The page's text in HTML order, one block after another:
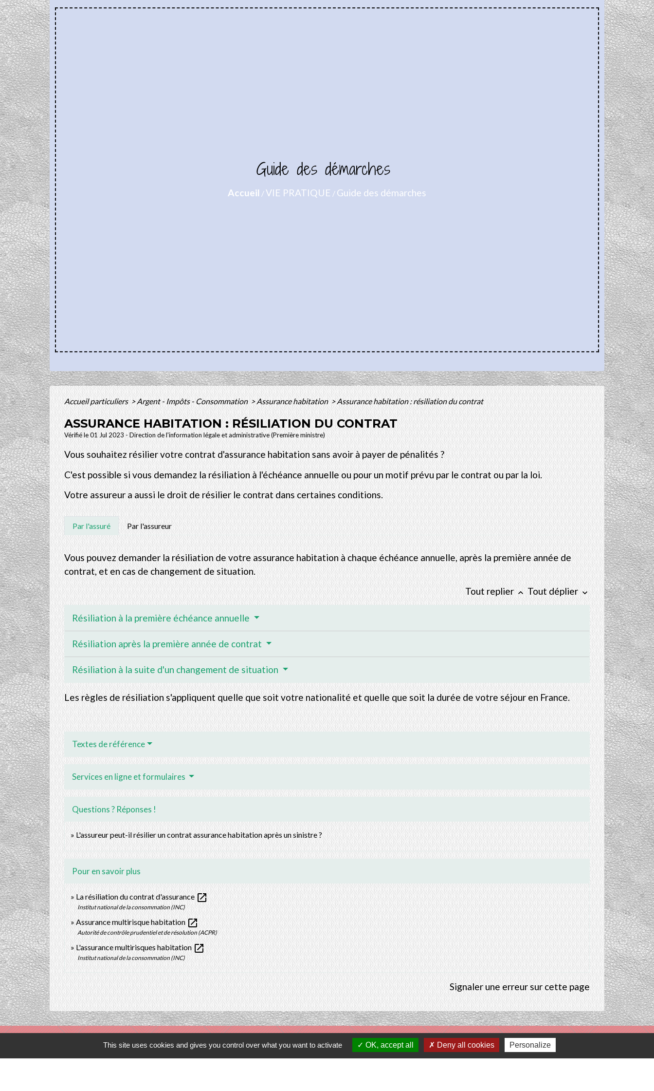
Guide des démarches
Accueil /VIE PRATIQUE / Guide des démarches
Accueil particuliers> Argent - Impôts - Consommation> Assurance habitation>Assurance habitation : résiliation du contrat
ASSURANCE HABITATION : RÉSILIATION DU CONTRAT
Vérifié le 01 Jul 2023 - Direction de l'information légale et administrative (Première ministre)
Vous souhaitez résilier votre contrat d'assurance habitation sans avoir à payer de pénalités ?
C'est possible si vous demandez la résiliation à l'échéance annuelle ou pour un motif prévu par le contrat ou par la loi.
Votre assureur a aussi le droit de résilier le contrat dans certaines conditions.
Par l'assuré Par l'assureur
Vous pouvez demander la résiliation de votre assurance habitation à chaque échéance annuelle, après la première année de
contrat, et en cas de changement de situation.
Tout replierkeyboard_arrow_up Tout déplier keyboard_arrow_down
Résiliation à la première échéance annuelle
Résiliation après la première année de contrat
Résiliation à la suite d'un changement de situation
Les règles de résiliation s'appliquent quelle que soit votre nationalité et quelle que soit la durée de votre séjour en France.
Textes de référence
Services en ligne et formulaires
Questions ? Réponses !
L'assureur peut-il résilier un contrat assurance habitation après un sinistre ?
Pour en savoir plus
La résiliation du contrat d'assuranceopen_in_new
Institut national de la consommation (INC)
Assurance multirisque habitation open_in_new
Autorité de contrôle prudentiel et de résolution (ACPR)
L'assurance multirisques habitationopen_in_new
Institut national de la consommation (INC)
Signaler une erreur sur cette page
Contacts
Commune de Prunay-Cassereau
This site uses cookies and gives you control over what you want to activate OK, accept all Deny all cookies Personalize